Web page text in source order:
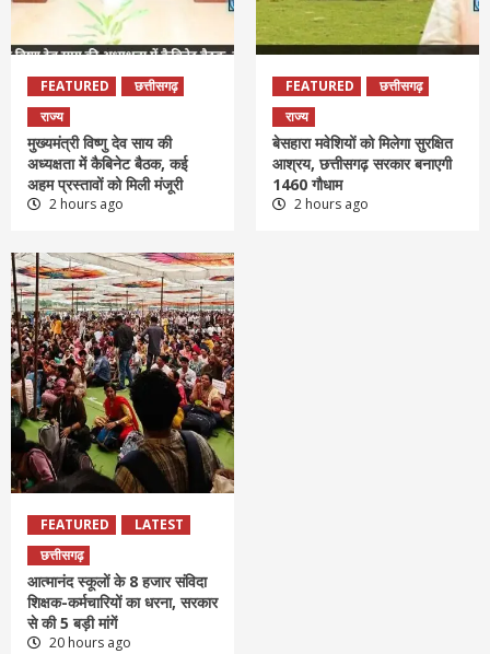
FEATURED
छत्तीसगढ़
राज्य
मुख्यमंत्री विष्णु देव साय की
अध्यक्षता में कैबिनेट बैठक, कई
अहम प्रस्तावों को मिली मंजूरी
2 hours ago
FEATURED
छत्तीसगढ़
राज्य
बेसहारा मवेशियों को मिलेगा सुरक्षित
आश्रय, छत्तीसगढ़ सरकार बनाएगी
1460 गौधाम
2 hours ago
FEATURED
LATEST
छत्तीसगढ़
आत्मानंद स्कूलों के 8 हजार संविदा
शिक्षक-कर्मचारियों का धरना, सरकार
से की 5 बड़ी मांगें
20 hours ago